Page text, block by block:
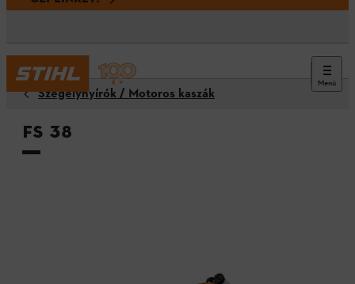
Menü
Szegélynyírók / Motoros kaszák
FS 38